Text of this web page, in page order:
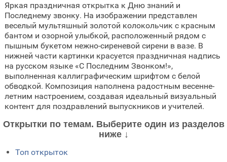
Яркая праздничная открытка к Дню знаний и
Последнему звонку. На изображении представлен
веселый мультяшный золотой колокольчик с красным
бантом и озорной улыбкой, расположенный рядом с
пышным букетом нежно-сиреневой сирени в вазе. В
нижней части картинки красуется праздничная надпись
на русском языке «С Последним Звонком!»,
выполненная каллиграфическим шрифтом с белой
обводкой. Композиция наполнена радостным весенне-
летним настроением, создавая идеальный визуальный
контент для поздравлений выпускников и учителей.
Открытки по темам. Выберите один из разделов
ниже ↓
Топ открыток